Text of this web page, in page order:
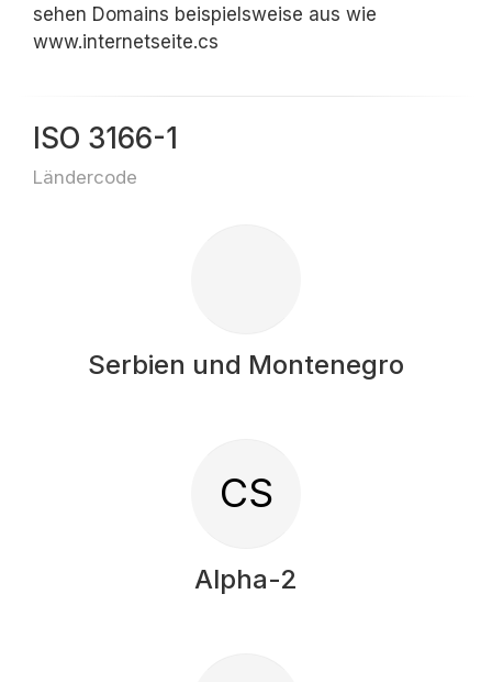
sehen Domains beispielsweise aus wie
www.internetseite.cs
ISO 3166-1
Ländercode
Serbien und Montenegro
CS
Alpha-2